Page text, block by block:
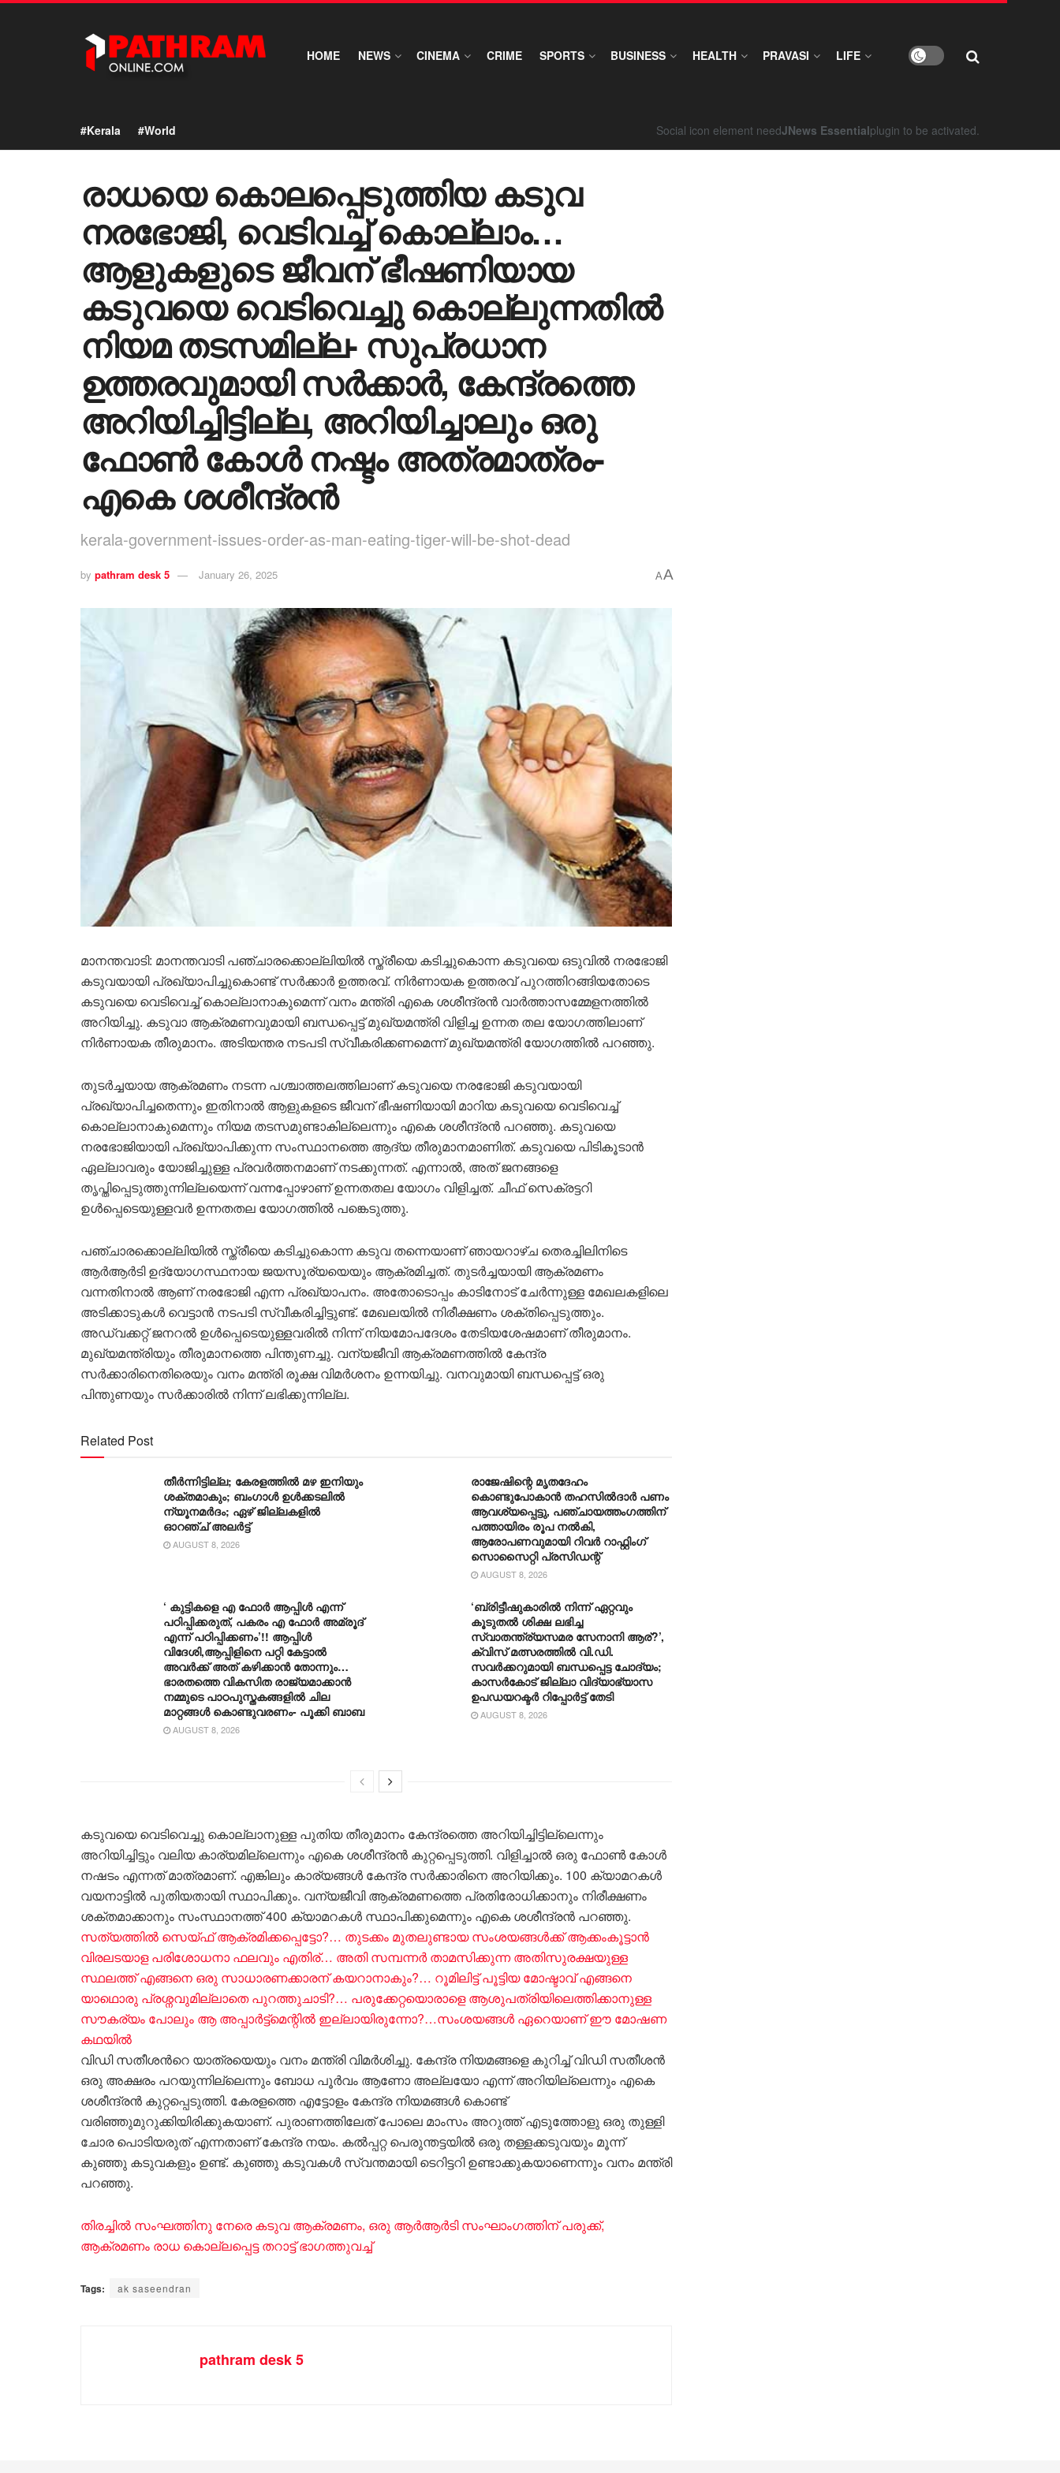
HOME NEWS CINEMA CRIME SPORTS BUSINESS HEALTH PRAVASI LIFE
#Kerala #World Social icon element needJNews Essentialplugin to be activated.
രാധയെ കൊലപ്പെടുത്തിയ കടുവ
നരഭോജി, വെടിവച്ച് കൊല്ലാം…
ആളുകളുടെ ജീവന് ഭീഷണിയായ
കടുവയെ വെടിവെച്ചു കൊല്ലുന്നതിൽ
നിയമ തടസമില്ല- സുപ്രധാന
ഉത്തരവുമായി സർക്കാർ, കേന്ദ്രത്തെ
അറിയിച്ചിട്ടില്ല, അറിയിച്ചാലും ഒരു
ഫോൺ കോൾ നഷ്ടം അത്രമാത്രം-
എകെ ശശീന്ദ്രൻ
kerala-government-issues-order-as-man-eating-tiger-will-be-shot-dead
by pathram desk 5 January 26, 2025 AA
മാനന്തവാടി: മാനന്തവാടി പഞ്ചാരക്കൊല്ലിയിൽ സ്ത്രീയെ കടിച്ചുകൊന്ന കടുവയെ ഒടുവിൽ നരഭോജി
കടുവയായി പ്രഖ്യാപിച്ചുകൊണ്ട് സർക്കാർ ഉത്തരവ്. നിർണായക ഉത്തരവ് പുറത്തിറങ്ങിയതോടെ
കടുവയെ വെടിവെച്ച് കൊല്ലാനാകുമെന്ന് വനം മന്ത്രി എകെ ശശീന്ദ്രൻ വാർത്താസമ്മേളനത്തിൽ
അറിയിച്ചു. കടുവാ ആക്രമണവുമായി ബന്ധപ്പെട്ട് മുഖ്യമന്ത്രി വിളിച്ച ഉന്നത തല യോഗത്തിലാണ്
നിർണായക തീരുമാനം. അടിയന്തര നടപടി സ്വീകരിക്കണമെന്ന് മുഖ്യമന്ത്രി യോഗത്തിൽ പറഞ്ഞു.
തുടർച്ചയായ ആക്രമണം നടന്ന പശ്ചാത്തലത്തിലാണ് കടുവയെ നരഭോജി കടുവയായി
പ്രഖ്യാപിച്ചതെന്നും ഇതിനാൽ ആളുകളടെ ജീവന് ഭീഷണിയായി മാറിയ കടുവയെ വെടിവെച്ച്
കൊല്ലാനാകുമെന്നും നിയമ തടസമുണ്ടാകില്ലെന്നും എകെ ശശീന്ദ്രൻ പറഞ്ഞു. കടുവയെ
നരഭോജിയായി പ്രഖ്യാപിക്കുന്ന സംസ്ഥാനത്തെ ആദ്യ തീരുമാനമാണിത്. കടുവയെ പിടികൂടാൻ
ഏല്ലാവരും യോജിച്ചുള്ള പ്രവർത്തനമാണ് നടക്കുന്നത്. എന്നാൽ, അത് ജനങ്ങളെ
തൃപ്തിപ്പെടുത്തുന്നില്ലയെന്ന് വന്നപ്പോഴാണ് ഉന്നതതല യോഗം വിളിച്ചത്. ചീഫ് സെക്രട്ടറി
ഉൾപ്പെടെയുള്ളവർ ഉന്നതതല യോഗത്തിൽ പങ്കെടുത്തു.
പഞ്ചാരക്കൊല്ലിയിൽ സ്ത്രീയെ കടിച്ചുകൊന്ന കടുവ തന്നെയാണ് ഞായറാഴ്ച തെരച്ചിലിനിടെ
ആർആർടി ഉദ്യോഗസ്ഥനായ ജയസൂര്യയെയും ആക്രമിച്ചത്. തുടർച്ചയായി ആക്രമണം
വന്നതിനാൽ ആണ് നരഭോജി എന്ന പ്രഖ്യാപനം. അതോടൊപ്പം കാടിനോട് ചേർന്നുള്ള മേഖലകളിലെ
അടിക്കാടുകൾ വെട്ടാൻ നടപടി സ്വീകരിച്ചിട്ടുണ്ട്. മേഖലയിൽ നിരീക്ഷണം ശക്തിപ്പെടുത്തും.
അഡ്വക്കറ്റ് ജനറൽ ഉൾപ്പെടെയുള്ളവരിൽ നിന്ന് നിയമോപദേശം തേടിയശേഷമാണ് തീരുമാനം.
മുഖ്യമന്ത്രിയും തീരുമാനത്തെ പിന്തുണച്ചു. വന്യജീവി ആക്രമണത്തിൽ കേന്ദ്ര
സർക്കാരിനെതിരെയും വനം മന്ത്രി രൂക്ഷ വിമർശനം ഉന്നയിച്ചു. വനവുമായി ബന്ധപ്പെട്ട് ഒരു
പിന്തുണയും സർക്കാരിൽ നിന്ന് ലഭിക്കുന്നില്ല.
Related Post
തീർന്നിട്ടില്ല; കേരളത്തിൽ മഴ ഇനിയും
ശക്തമാകും; ബംഗാൾ ഉൾക്കടലിൽ
ന്യൂനമർദം; ഏഴ് ജില്ലകളിൽ
ഓറഞ്ച് അലർട്ട്
AUGUST 8, 2026
രാജേഷിന്റെ മൃതദേഹം
കൊണ്ടുപോകാന്‍ തഹസില്‍ദാര്‍ പണം
ആവശ്യപ്പെട്ടു, പഞ്ചായത്തംഗത്തിന്
പത്തായിരം രൂപ നല്‍കി,
ആരോപണവുമായി റിവർ റാഫ്റ്റിംഗ്
സൊസൈറ്റി പ്രസിഡന്റ്
AUGUST 8, 2026
‘ കുട്ടികളെ എ ഫോർ ആപ്പിൾ എന്ന്
പഠിപ്പിക്കരുത്, പകരം എ ഫോർ അമ്രൂദ്
എന്ന് പഠിപ്പിക്കണം’!! ആപ്പിൾ
വിദേശി,ആപ്പിളിനെ പറ്റി കേട്ടാൽ
അവർക്ക് അത് കഴിക്കാൻ തോന്നും…
ഭാരതത്തെ വികസിത രാജ്യമാക്കാൻ
നമ്മുടെ പാഠപുസ്തകങ്ങളിൽ ചില
മാറ്റങ്ങൾ കൊണ്ടുവരണം- പൂക്കി ബാബ
AUGUST 8, 2026
‘ബ്രിട്ടീഷുകാരിൽ നിന്ന് ഏറ്റവും
കൂടുതൽ ശിക്ഷ ലഭിച്ച
സ്വാതന്ത്ര്യസമര സേനാനി ആര്?’,
ക്വിസ് മത്സരത്തിൽ വി.ഡി.
സവർക്കറുമായി ബന്ധപ്പെട്ട ചോദ്യം;
കാസർകോട് ജില്ലാ വിദ്യാഭ്യാസ
ഉപഡയറക്ടർ റിപ്പോർട്ട് തേടി
AUGUST 8, 2026
കടുവയെ വെടിവെച്ചു കൊല്ലാനുള്ള പുതിയ തീരുമാനം കേന്ദ്രത്തെ അറിയിച്ചിട്ടില്ലെന്നും
അറിയിച്ചിട്ടും വലിയ കാര്യമില്ലെന്നും എകെ ശശീന്ദ്രൻ കുറ്റപ്പെടുത്തി. വിളിച്ചാൽ ഒരു ഫോൺ കോൾ
നഷടം എന്നത് മാത്രമാണ്. എങ്കിലും കാര്യങ്ങൾ കേന്ദ്ര സർക്കാരിനെ അറിയിക്കും. 100 ക്യാമറകൾ
വയനാട്ടിൽ പുതിയതായി സ്ഥാപിക്കും. വന്യജീവി ആക്രമണത്തെ പ്രതിരോധിക്കാനും നിരീക്ഷണം
ശക്തമാക്കാനും സംസ്ഥാനത്ത് 400 ക്യാമറകൾ സ്ഥാപിക്കുമെന്നും എകെ ശശീന്ദ്രൻ പറഞ്ഞു.
സത്യത്തിൽ സെയ്ഫ് ആക്രമിക്കപ്പെട്ടോ?… തുടക്കം മുതലുണ്ടായ സംശയങ്ങൾക്ക് ആക്കംകൂട്ടാൻ
വിരലടയാള പരിശോധനാ ഫലവും എതിര്… അതി സമ്പന്നർ താമസിക്കുന്ന അതിസുരക്ഷയുള്ള
സ്ഥലത്ത് എങ്ങനെ ഒരു സാധാരണക്കാരന് കയറാനാകും?… റൂമിലിട്ട് പൂട്ടിയ മോഷ്ടാവ് എങ്ങനെ
യാഥൊരു പ്രശ്നവുമില്ലാതെ പുറത്തുചാടി?… ​പരുക്കേറ്റയൊരാളെ ആശുപത്രിയിലെത്തിക്കാനുള്ള
സൗകര്യം പോലും ആ അപ്പാർട്ട്മെന്റിൽ ഇല്ലായിരുന്നോ?…സംശയങ്ങൾ ഏറെയാണ് ഈ മോഷണ
കഥയിൽ
വിഡി സതീശൻറെ യാത്രയെയും വനം മന്ത്രി വിമർശിച്ചു. കേന്ദ്ര നിയമങ്ങളെ കുറിച്ച് വിഡി സതീശൻ
ഒരു അക്ഷരം പറയുന്നില്ലെന്നും ബോധ പൂർവം ആണോ അല്ലയോ എന്ന് അറിയില്ലെന്നും എകെ
ശശീന്ദ്രൻ കുറ്റപ്പെടുത്തി. കേരളത്തെ എട്ടോളം കേന്ദ്ര നിയമങ്ങൾ കൊണ്ട്
വരിഞ്ഞുമുറുക്കിയിരിക്കുകയാണ്. പുരാണത്തിലേത് പോലെ മാംസം അറുത്ത് എടുത്തോളു ഒരു തുള്ളി
ചോര പൊടിയരുത് എന്നതാണ് കേന്ദ്ര നയം. കൽപ്പറ്റ പെരുന്തട്ടയിൽ ഒരു തള്ളക്കടുവയും മൂന്ന്
കുഞ്ഞു കടുവകളും ഉണ്ട്. കുഞ്ഞു കടുവകൾ സ്വന്തമായി ടെറിട്ടറി ഉണ്ടാക്കുകയാണെന്നും വനം മന്ത്രി
പറഞ്ഞു.
തിരച്ചിൽ സംഘത്തിനു നേരെ കടുവ ആക്രമണം, ഒരു ആർആർടി സംഘാംഗത്തിന് പരുക്ക്,
ആക്രമണം രാധ കൊല്ലപ്പെട്ട തറാട്ട് ഭാഗത്തുവച്ച്
Tags: ak saseendran
pathram desk 5